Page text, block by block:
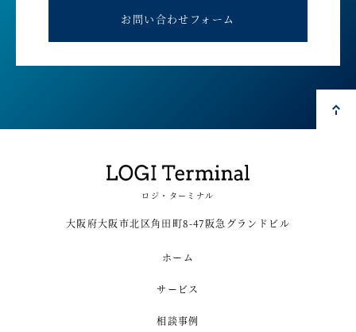
お問い合わせフォーム
ロジ・ターミナル
大阪府大阪市北区角田町8-47阪急グランドビル
ホーム
サービス
相談事例